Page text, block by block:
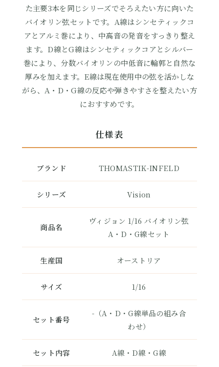
た主要3本を同じシリーズでそろえたい方に向いた
バイオリン弦セットです。A線はシンセティックコ
アとアルミ巻により、中高音の発音をすっきり整え
ます。D線とG線はシンセティックコアとシルバー
巻により、分数バイオリンの中低音に輪郭と自然な
厚みを加えます。E線は現在使用中の弦を活かしな
がら、A・D・G線の反応や弾きやすさを整えたい方
におすすめです。
仕様表
ブランド THOMASTIK-INFELD
シリーズ Vision
商品名
ヴィジョン 1/16 バイオリン弦
A・D・G線セット
生産国 オーストリア
サイズ 1/16
セット番号
-（A・D・G線単品の組み合
わせ）
セット内容 A線・D線・G線